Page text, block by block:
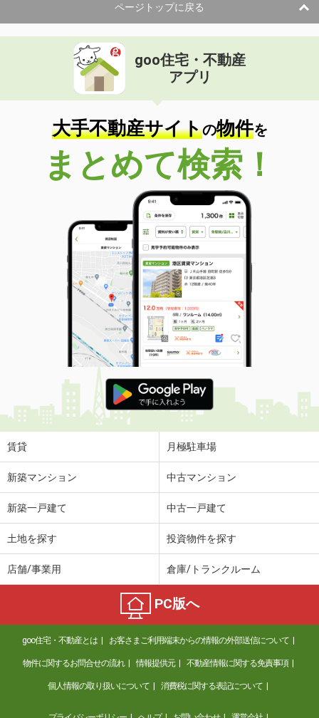
間取り
1LDK
群馬県高崎市金古町
価 格
住 所
群馬県高崎市金古町
専有面積 37.98m²
間取り
1LDK
群馬県高崎市下豊岡町
価 格
6.95万円
群馬県高崎市下豊岡町
50.05m²
間取り
1LDK
群馬県伊勢崎市今泉町１
価 格
4.80万円
住 所
群馬県伊勢崎市今泉町１
専有面積 52.49m²
間取り
2LDK
群馬県太田市西本町
価 格
6.70万円
住 所
群馬県太田市西本町
専有面積
群馬県太田市高林東町
4.50万円
群馬県高崎市下中居町
5.90万円
住 所
群馬県高崎市下中居町
専有面積 46.88m²
間取り
1LDK
群馬県高崎市上並榎町
ページトップに戻る
goo住宅・不動産
アプリ
大手不動産サイトの物件を
まとめて検索！
賃貸 月極駐車場
新築マンション 中古マンション
新築一戸建て 中古一戸建て
土地を探す 投資物件を探す
店舗/事業用 倉庫/トランクルーム
PC版へ
goo住宅・不動産とは お客さまご利用端末からの情報の外部送信について
物件に関するお問合せの流れ 情報提供元 不動産情報に関する免責事項
個人情報の取り扱いについて 消費税に関する表記について